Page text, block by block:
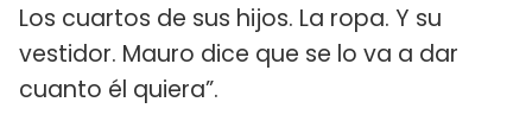
Los cuartos de sus hijos. La ropa. Y su
vestidor. Mauro dice que se lo va a dar
cuanto él quiera”.